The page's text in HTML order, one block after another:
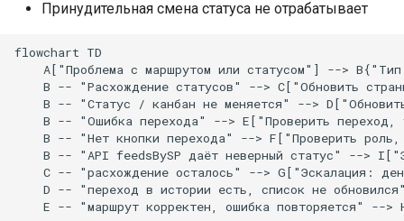
Принудительная смена статуса не отрабатывает
flowchart TD
A["Проблема с маршрутом или статусом"] -->
B -- "Расхождение статусов" --> C["Обновить
B -- "Статус / канбан не меняется" -->
B -- "Ошибка перехода" --> E["Проверить переход,
B -- "Нет кнопки перехода" --> F["Проверить
B -- "API feedsBySP даёт неверный статус" -->
C -- "расхождение осталось" --> G["Эскалация:
D -- "переход в истории есть, список не
E -- "маршрут корректен, ошибка повторяется" -->